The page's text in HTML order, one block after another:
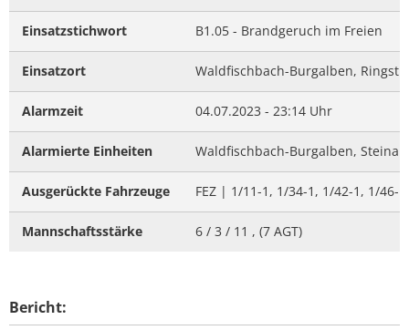
Einsatzstichwort B1.05 - Brandgeruch im Freien
Einsatzort Waldfischbach-Burgalben,
Alarmzeit 04.07.2023 - 23:14 Uhr
Alarmierte Einheiten Waldfischbach-Burgalben,
Ausgerückte Fahrzeuge FEZ | 1/11-1, 1/34-1, 1/42-1, 1/46-
Mannschaftsstärke 6 / 3 / 11 , (7 AGT)
Bericht: